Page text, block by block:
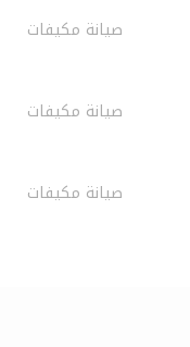
صيانة مكيفات
صيانة مكيفات
صيانة مكيفات